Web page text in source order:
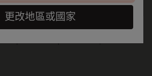
更改地區或國家